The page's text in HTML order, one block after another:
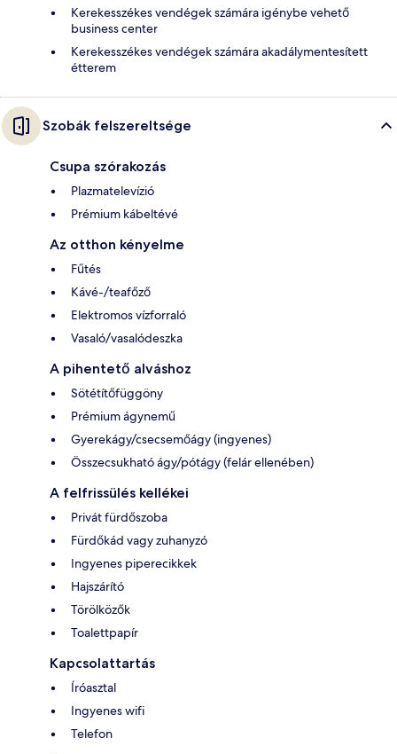
Kerekesszékes vendégek számára igénybe vehető
business center
Kerekesszékes vendégek számára akadálymentesített
étterem
Szobák felszereltsége
Csupa szórakozás
Plazmatelevízió
Prémium kábeltévé
Az otthon kényelme
Fűtés
Kávé-/teafőző
Elektromos vízforraló
Vasaló/vasalódeszka
A pihentető alváshoz
Sötétítőfüggöny
Prémium ágynemű
Gyerekágy/csecsemőágy (ingyenes)
Összecsukható ágy/pótágy (felár ellenében)
A felfrissülés kellékei
Privát fürdőszoba
Fürdőkád vagy zuhanyzó
Ingyenes piperecikkek
Hajszárító
Törölközők
Toalettpapír
Kapcsolattartás
Íróasztal
Ingyenes wifi
Telefon